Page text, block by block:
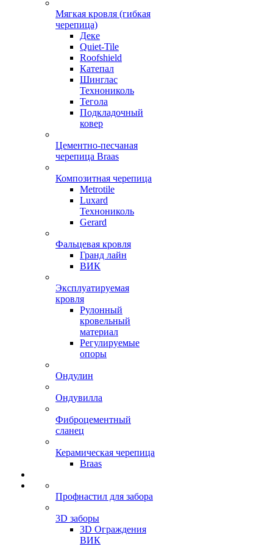
Мягкая кровля (гибкая
черепица)
Деке
Quiet-Tile
Roofshield
Катепал
Шинглас
Технониколь
Тегола
Подкладочный
ковер
Цементно-песчаная
черепица Braas
Композитная черепица
Metrotile
Luxard
Технониколь
Gerard
Фальцевая кровля
Гранд лайн
ВИК
Эксплуатируемая
кровля
Рулонный
кровельный
материал
Регулируемые
опоры
Ондулин
Ондувилла
Фиброцементный
сланец
Керамическая черепица
Braas
Профнастил для забора
3D заборы
3D Ограждения
ВИК